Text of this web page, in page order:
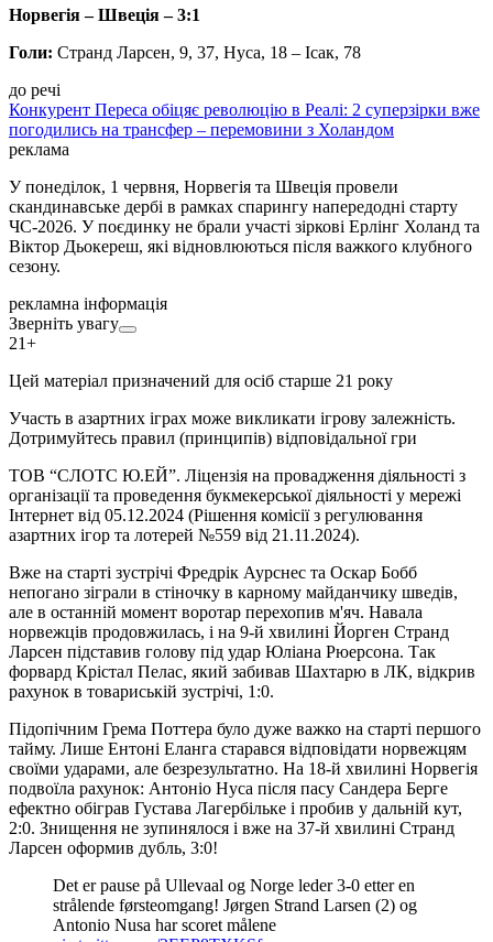
Норвегія – Швеція – 3:1
Голи: Странд Ларсен, 9, 37, Нуса, 18 – Ісак, 78
до речі
Конкурент Переса обіцяє революцію в Реалі: 2 суперзірки вже
погодились на трансфер – перемовини з Холандом
реклама
У понеділок, 1 червня, Норвегія та Швеція провели
скандинавське дербі в рамках спарингу напередодні старту
ЧС-2026. У поєдинку не брали участі зіркові Ерлінг Холанд та
Віктор Дьокереш, які відновлюються після важкого клубного
сезону.
рекламна інформація
Зверніть увагу
21+
Цей матеріал призначений для осіб старше 21 року
Участь в азартних іграх може викликати ігрову залежність.
Дотримуйтесь правил (принципів) відповідальної гри
ТОВ “СЛОТС Ю.ЕЙ”. Ліцензія на провадження діяльності з
організації та проведення букмекерської діяльності у мережі
Інтернет від 05.12.2024 (Рішення комісії з регулювання
азартних ігор та лотерей №559 від 21.11.2024).
Вже на старті зустрічі Фредрік Аурснес та Оскар Бобб
непогано зіграли в стіночку в карному майданчику шведів,
але в останній момент воротар перехопив м'яч. Навала
норвежців продовжилась, і на 9-й хвилині Йорген Странд
Ларсен підставив голову під удар Юліана Рюерсона. Так
форвард Крістал Пелас, який забивав Шахтарю в ЛК, відкрив
рахунок в товариській зустрічі, 1:0.
Підопічним Грема Поттера було дуже важко на старті першого
тайму. Лише Ентоні Еланга старався відповідати норвежцям
своїми ударами, але безрезультатно. На 18-й хвилині Норвегія
подвоїла рахунок: Антоніо Нуса після пасу Сандера Берге
ефектно обіграв Густава Лагербільке і пробив у дальній кут,
2:0. Знищення не зупинялося і вже на 37-й хвилині Странд
Ларсен оформив дубль, 3:0!
Det er pause på Ullevaal og Norge leder 3-0 etter en
strålende førsteomgang! Jørgen Strand Larsen (2) og
Antonio Nusa har scoret målene